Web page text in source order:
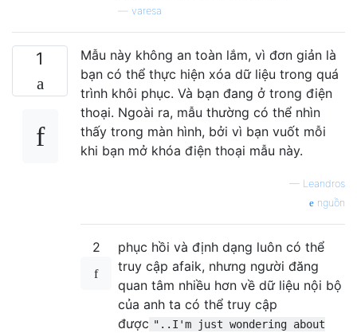
varesa
1
Mẫu này không an toàn lắm, vì đơn giản là
bạn có thể thực hiện xóa dữ liệu trong quá
trình khôi phục. Và bạn đang ở trong điện
thoại. Ngoài ra, mẫu thường có thể nhìn
thấy trong màn hình, bởi vì bạn vuốt mỗi
khi bạn mở khóa điện thoại mẫu này.
— Leandros
nguồn
2
phục hồi và định dạng luôn có thể
truy cập afaik, nhưng người đăng
quan tâm nhiều hơn về dữ liệu nội bộ
của anh ta có thể truy cập
được "..I'm just wondering about